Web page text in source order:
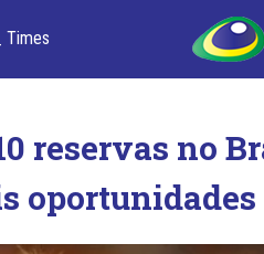
Times
reservas no
oportunidades